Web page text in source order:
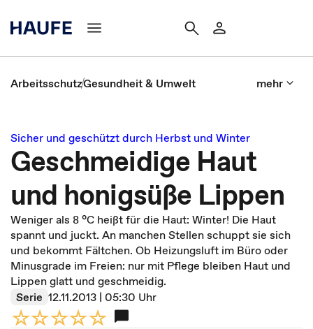
ArbeitsschutzGesundheit & Umwelt mehr
Sicher und geschützt durch Herbst und Winter
Geschmeidige Haut
und honigsüße Lippen
Weniger als 8 °C heißt für die Haut: Winter! Die Haut
spannt und juckt. An manchen Stellen schuppt sie sich
und bekommt Fältchen. Ob Heizungsluft im Büro oder
Minusgrade im Freien: nur mit Pflege bleiben Haut und
Lippen glatt und geschmeidig.
Serie 12.11.2013 | 05:30 Uhr